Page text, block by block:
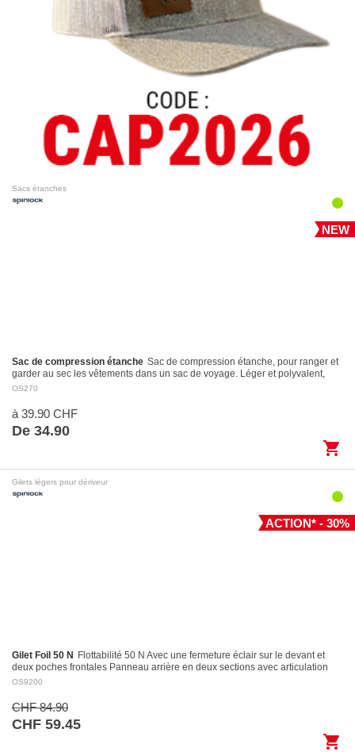
Sacs étanches
NEW
Sac de compression étanche Sac de compression étanche, pour ranger et
garder au sec les vêtements dans un sac de voyage. Léger et polyvalent,
avec fermeture Roll-Top et…
OS270
à 39.90 CHF
De 34.90
shopping_cart
Gilets légers pour dériveur
ACTION* - 30%
Gilet Foil 50 N Flottabilité 50 N Avec une fermeture éclair sur le devant et
deux poches frontales Panneau arrière en deux sections avec articulation
pour des…
OS9200
CHF 84.90
CHF 59.45
shopping_cart